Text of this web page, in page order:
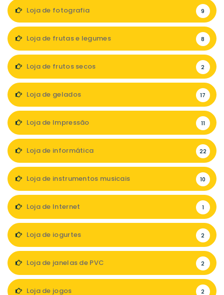
Loja de fotografia 9
Loja de frutas e legumes 8
Loja de frutos secos 2
Loja de gelados 17
Loja de Impressão 11
Loja de informática 22
Loja de instrumentos musicais 10
Loja de Internet 1
Loja de iogurtes 2
Loja de janelas de PVC 2
Loja de jogos 2